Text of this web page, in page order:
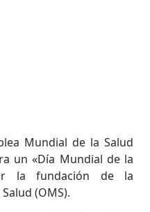
Mundial de la Salud
un «Día Mundial de la
la fundación de la
(OMS).